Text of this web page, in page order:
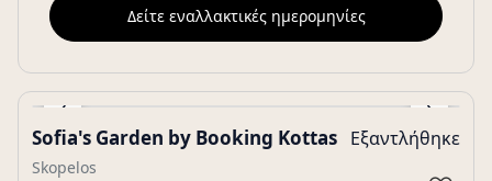
Δείτε εναλλακτικές ημερομηνίες
‹ ›
Gallery
Sofia's Garden by Booking Kottas
Skopelos
Εξαντλήθηκε